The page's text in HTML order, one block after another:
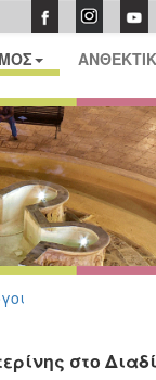
στο